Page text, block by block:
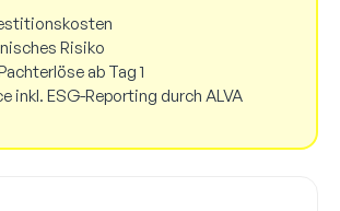
Risiko
ab Tag 1
inkl. ESG-Reporting durch ALVA